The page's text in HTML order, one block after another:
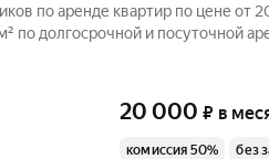
по аренде квартир по цене от
долгосрочной и посуточной
20 000 ₽ в
комиссия 50% без